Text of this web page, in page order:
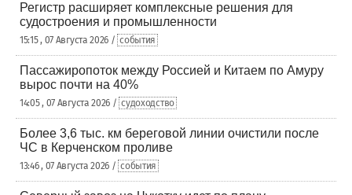
Регистр расширяет комплексные решения для
судостроения и промышленности
15:15 , 07 Августа 2026 / события
Пассажиропоток между Россией и Китаем по Амуру
вырос почти на 40%
14:05 , 07 Августа 2026 / судоходство
Более 3,6 тыс. км береговой линии очистили после
ЧС в Керченском проливе
13:46 , 07 Августа 2026 / события